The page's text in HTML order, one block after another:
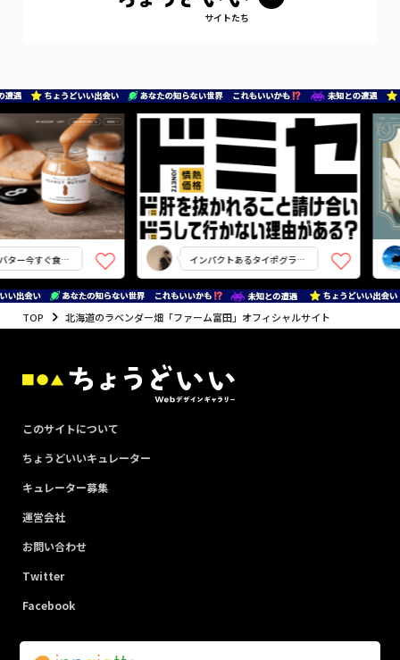
サイトたち
ー今すぐ食べ
インパクトあるタイポグラフ
ィ
TOP 北海道のラベンダー畑「ファーム富田」オフィシャルサイト
このサイトについて
ちょうどいいキュレーター
キュレーター募集
運営会社
お問い合わせ
Twitter
Facebook